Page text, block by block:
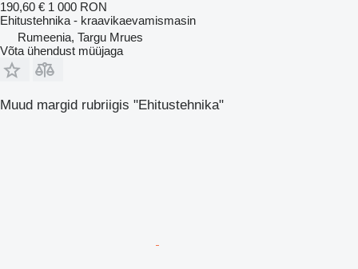
190,60 € 1 000 RON
Ehitustehnika - kraavikaevamismasin
Rumeenia, Targu Mrues
Võta ühendust müüjaga
Muud margid rubriigis "Ehitustehnika"